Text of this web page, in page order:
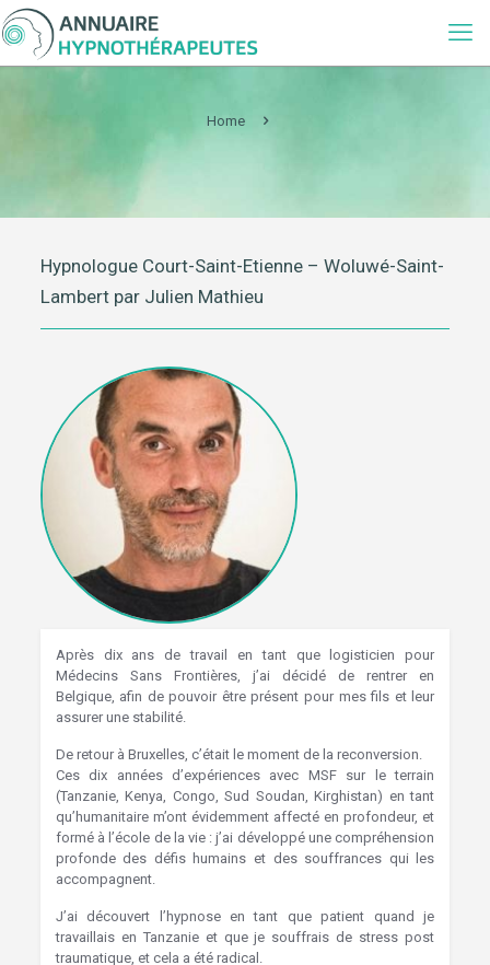
Home
Hypnologue Court-Saint-Etienne – Woluwé-Saint-
Lambert par Julien Mathieu
Après dix ans de travail en tant que logisticien pour
Médecins Sans Frontières, j’ai décidé de rentrer en
Belgique, afin de pouvoir être présent pour mes fils et leur
assurer une stabilité.
De retour à Bruxelles, c’était le moment de la reconversion.
Ces dix années d’expériences avec MSF sur le terrain
(Tanzanie, Kenya, Congo, Sud Soudan, Kirghistan) en tant
qu’humanitaire m’ont évidemment affecté en profondeur, et
formé à l’école de la vie : j’ai développé une compréhension
profonde des défis humains et des souffrances qui les
accompagnent.
J’ai découvert l’hypnose en tant que patient quand je
travaillais en Tanzanie et que je souffrais de stress post
traumatique, et cela a été radical.